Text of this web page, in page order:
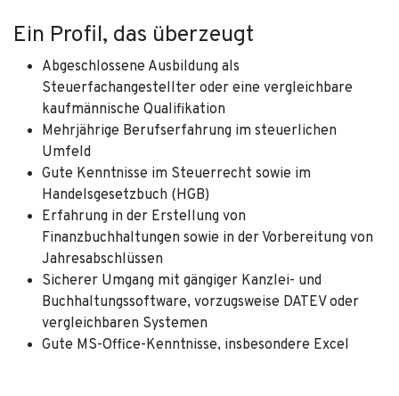
Ein Profil, das überzeugt
Abgeschlossene Ausbildung als
Steuerfachangestellter oder eine vergleichbare
kaufmännische Qualifikation
Mehrjährige Berufserfahrung im steuerlichen
Umfeld
Gute Kenntnisse im Steuerrecht sowie im
Handelsgesetzbuch (HGB)
Erfahrung in der Erstellung von
Finanzbuchhaltungen sowie in der Vorbereitung von
Jahresabschlüssen
Sicherer Umgang mit gängiger Kanzlei- und
Buchhaltungssoftware, vorzugsweise DATEV oder
vergleichbaren Systemen
Gute MS-Office-Kenntnisse, insbesondere Excel